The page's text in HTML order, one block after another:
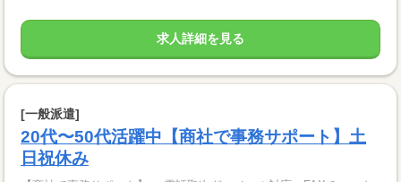
求人詳細を見る
[一般派遣]
20代〜50代活躍中【商社で事務サポート】土
日祝休み